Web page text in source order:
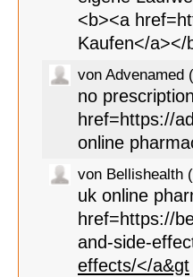
<b><a
Kaufen</a></
von Advenamed
no
href=https://
online
von Bellishealth
uk online
href=https://
and-side-
effects/</a&gt